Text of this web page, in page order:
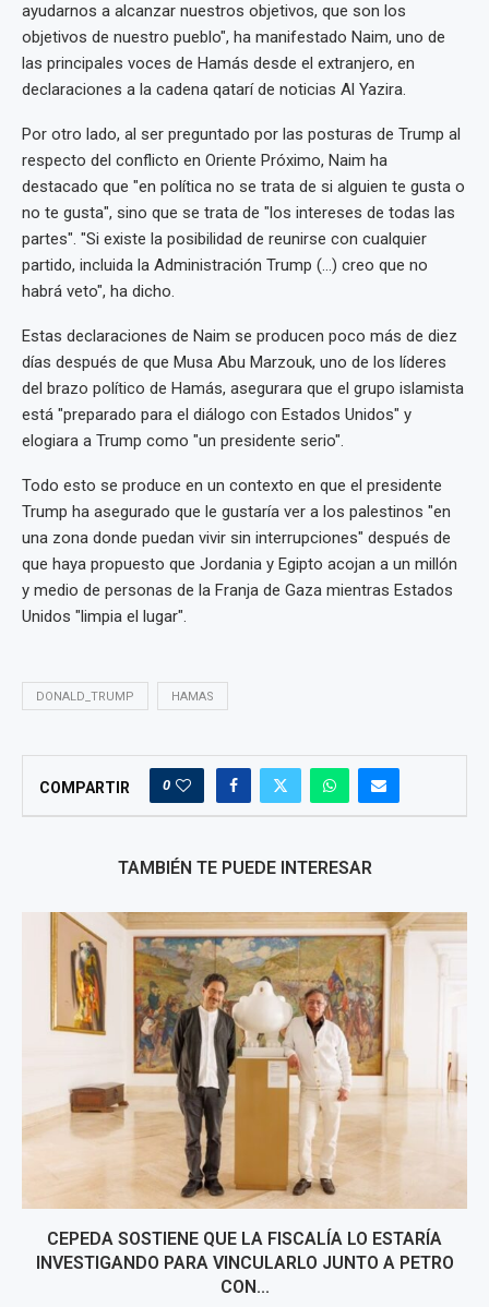
ayudarnos a alcanzar nuestros objetivos, que son los
objetivos de nuestro pueblo", ha manifestado Naim, uno de
las principales voces de Hamás desde el extranjero, en
declaraciones a la cadena qatarí de noticias Al Yazira.
Por otro lado, al ser preguntado por las posturas de Trump al
respecto del conflicto en Oriente Próximo, Naim ha
destacado que "en política no se trata de si alguien te gusta o
no te gusta", sino que se trata de "los intereses de todas las
partes". "Si existe la posibilidad de reunirse con cualquier
partido, incluida la Administración Trump (...) creo que no
habrá veto", ha dicho.
Estas declaraciones de Naim se producen poco más de diez
días después de que Musa Abu Marzouk, uno de los líderes
del brazo político de Hamás, asegurara que el grupo islamista
está "preparado para el diálogo con Estados Unidos" y
elogiara a Trump como "un presidente serio".
Todo esto se produce en un contexto en que el presidente
Trump ha asegurado que le gustaría ver a los palestinos "en
una zona donde puedan vivir sin interrupciones" después de
que haya propuesto que Jordania y Egipto acojan a un millón
y medio de personas de la Franja de Gaza mientras Estados
Unidos "limpia el lugar".
DONALD_TRUMP HAMAS
COMPARTIR 0
TAMBIÉN TE PUEDE INTERESAR
CEPEDA SOSTIENE QUE LA FISCALÍA LO ESTARÍA
INVESTIGANDO PARA VINCULARLO JUNTO A PETRO
CON...